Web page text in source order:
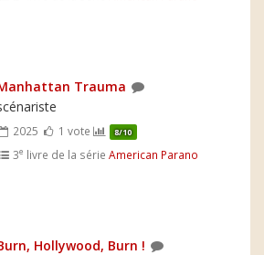
Trauma
2025 1 vote 8/10
3e livre de la sérieAmerican Parano
Hollywood, Burn !